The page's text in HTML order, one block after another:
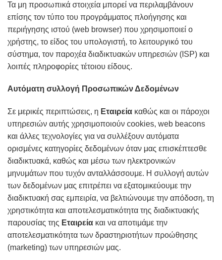
Τα μη προσωπικά στοιχεία μπορεί να περιλαμβάνουν
επίσης τον τύπο του προγράμματος πλοήγησης και
περιήγησης ιστού (web browser) που χρησιμοποιεί ο
χρήστης, το είδος του υπολογιστή, το λειτουργικό του
σύστημα, τον παροχέα διαδικτυακών υπηρεσιών (ISP) και
λοιπές πληροφορίες τέτοιου είδους.
Αυτόματη συλλογή Προσωπικών Δεδομένων
Σε μερικές περιπτώσεις, η Εταιρεία καθώς και οι πάροχοι
υπηρεσιών αυτής χρησιμοποιούν cookies, web beacons
και άλλες τεχνολογίες για να συλλέξουν αυτόματα
ορισμένες κατηγορίες δεδομένων όταν μας επισκέπτεσθε
διαδικτυακά, καθώς και μέσω των ηλεκτρονικών
μηνυμάτων που τυχόν ανταλλάσσουμε. Η συλλογή αυτών
των δεδομένων μας επιτρέπει να εξατομικεύουμε την
διαδικτυακή σας εμπειρία, να βελτιώνουμε την απόδοση, τη
χρηστικότητα και αποτελεσματικότητα της διαδικτυακής
παρουσίας της Εταιρεία και να αποτιμάμε την
αποτελεσματικότητα των δραστηριοτήτων προώθησης
(marketing) των υπηρεσιών μας.